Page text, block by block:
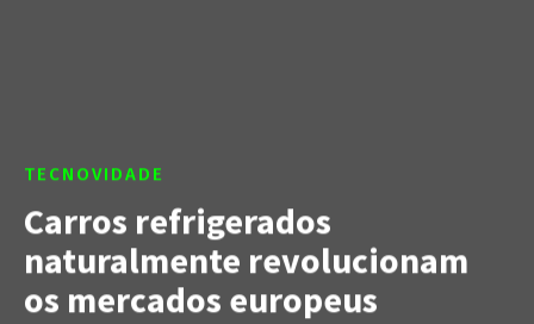
TECNOVIDADE
Carros refrigerados
naturalmente revolucionam
os mercados europeus